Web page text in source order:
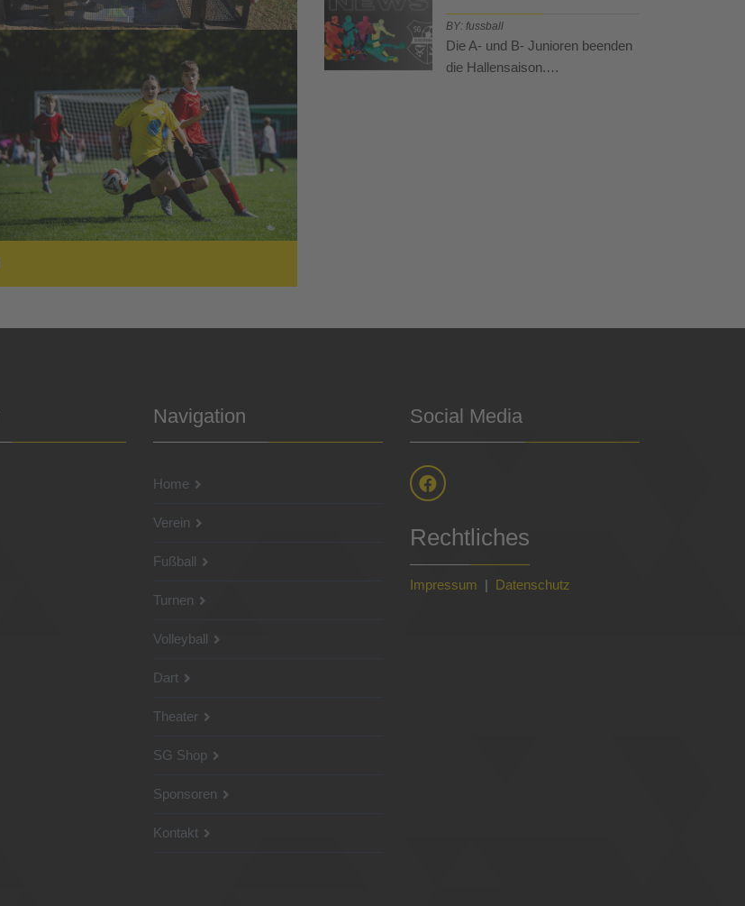
BY: fussball
Die A- und B- Junioren beenden
die Hallensaison.…
Navigation
Home
Verein
Fußball
Turnen
Volleyball
Dart
Theater
SG Shop
Sponsoren
Kontakt
Social Media
Rechtliches
Impressum | Datenschutz